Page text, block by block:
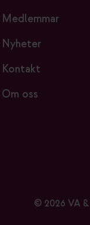
Medlemmar
Nyheter
Kontakt
Om oss
© 2026 VA